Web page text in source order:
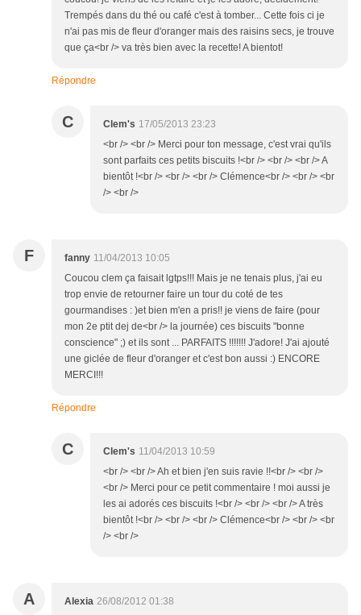
Trempés dans du thé ou café c'est à tomber... Cette fois ci je
n'ai pas mis de fleur d'oranger mais des raisins secs, je trouve
que ça<br /> va très bien avec la recette! A bientot!
Répondre
C Clem's 17/05/2013 23:23
<br /> <br /> Merci pour ton message, c'est vrai qu'ils
sont parfaits ces petits biscuits !<br /> <br /> <br /> A
bientôt !<br /> <br /> <br /> Clémence<br /> <br /> <br
/> <br />
F fanny 11/04/2013 10:05
Coucou clem ça faisait lgtps!!! Mais je ne tenais plus, j'ai eu
trop envie de retourner faire un tour du coté de tes
gourmandises : )et bien m'en a pris!! je viens de faire (pour
mon 2e ptit dej de<br /> la journée) ces biscuits "bonne
conscience" ;) et ils sont ... PARFAITS !!!!!!! J'adore! J'ai ajouté
une giclée de fleur d'oranger et c'est bon aussi :) ENCORE
MERCI!!!
Répondre
C Clem's 11/04/2013 10:59
<br /> <br /> Ah et bien j'en suis ravie !!<br /> <br />
<br /> Merci pour ce petit commentaire ! moi aussi je
les ai adorés ces biscuits !<br /> <br /> <br /> A très
bientôt !<br /> <br /> <br /> Clémence<br /> <br /> <br
/> <br />
A Alexia 26/08/2012 01:38